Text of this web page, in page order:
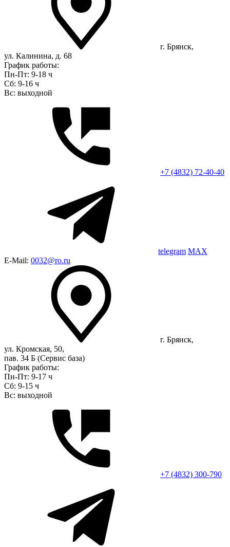
г. Брянск,
ул. Калинина, д. 68
График работы:
Пн-Пт: 9-18 ч
Сб: 9-16 ч
Вс: выходной
+7 (4832) 72-40-40
telegram MAX
E-Mail: 0032@ro.ru
г. Брянск,
ул. Кромская, 50,
пав. 34 Б (Сервис база)
График работы:
Пн-Пт: 9-17 ч
Сб: 9-15 ч
Вс: выходной
+7 (4832) 300-790